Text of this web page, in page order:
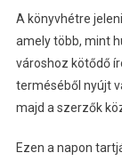
A könyvhétre
amely több, mint
városhoz kötődő
terméséből nyújt
majd a szerzők
Ezen a napon